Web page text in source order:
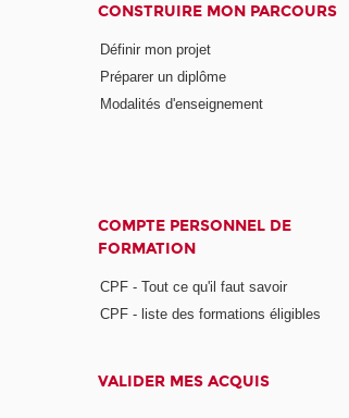
CONSTRUIRE MON PARCOURS
Définir mon projet
Préparer un diplôme
Modalités d'enseignement
COMPTE PERSONNEL DE
FORMATION
CPF - Tout ce qu'il faut savoir
CPF - liste des formations éligibles
VALIDER MES ACQUIS